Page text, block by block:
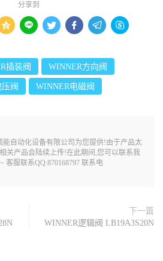
分享到
     
插装阀 WINNER方向阀
阀 WINNER电磁阀
能自动化设备有限公司为您提供!由于产品太
关产品会陆续上传!在此期间,您可以联系我
客服联系QQ:870168797 联系电
下一篇
WINNER逻辑阀 LB19A3S20N